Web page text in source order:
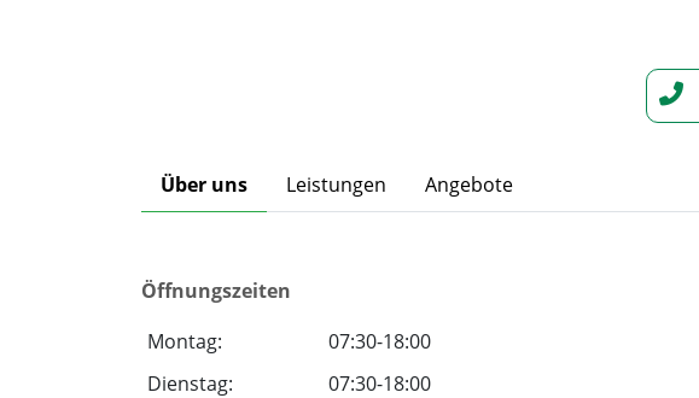
Über uns Leistungen Angebote
Öffnungszeiten
Montag:
07:30-18:00
Dienstag:
07:30-18:00